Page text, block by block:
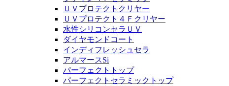
ＵＶプロテクトクリヤー
ＵＶプロテクト４Ｆクリヤー
水性シリコンセラＵＶ
ダイヤモンドコート
インディフレッシュセラ
アルマースSi
パーフェクトトップ
パーフェクトセラミックトップ